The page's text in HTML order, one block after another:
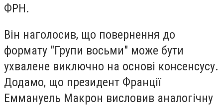
ФРН.
Він наголосив, що повернення до
формату "Групи восьми" може бути
ухвалене виключно на основі консенсусу.
Додамо, що президент Франції
Еммануель Макрон висловив аналогічну